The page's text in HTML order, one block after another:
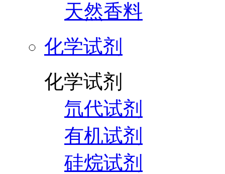
天然香料
化学试剂
化学试剂
氘代试剂
有机试剂
硅烷试剂